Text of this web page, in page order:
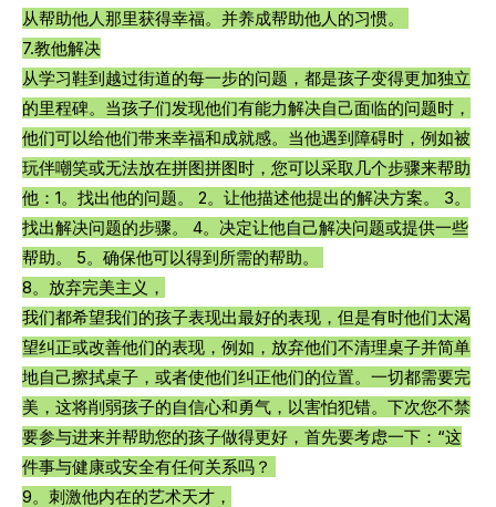
从帮助他人那里获得幸福。并养成帮助他人的习惯。
7.教他解决
从学习鞋到越过街道的每一步的问题，都是孩子变得更加独立
的里程碑。当孩子们发现他们有能力解决自己面临的问题时，
他们可以给他们带来幸福和成就感。当他遇到障碍时，例如被
玩伴嘲笑或无法放在拼图拼图时，您可以采取几个步骤来帮助
他：1。找出他的问题。 2。让他描述他提出的解决方案。 3。
找出解决问题的步骤。 4。决定让他自己解决问题或提供一些
帮助。 5。确保他可以得到所需的帮助。
8。放弃完美主义，
我们都希望我们的孩子表现出最好的表现，但是有时他们太渴
望纠正或改善他们的表现，例如，放弃他们不清理桌子并简单
地自己擦拭桌子，或者使他们纠正他们的位置。一切都需要完
美，这将削弱孩子的自信心和勇气，以害怕犯错。下次您不禁
要参与进来并帮助您的孩子做得更好，首先要考虑一下：“这
件事与健康或安全有任何关系吗？
9。刺激他内在的艺术天才，